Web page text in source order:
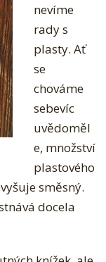
nevíme
rady s
plasty. Ať
se
chováme
sebevíc
uvědoměl
e, množství
plastového
směsný.
docela